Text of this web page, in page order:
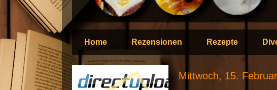
Home Rezensionen Rezepte
Mittwoch, 15.